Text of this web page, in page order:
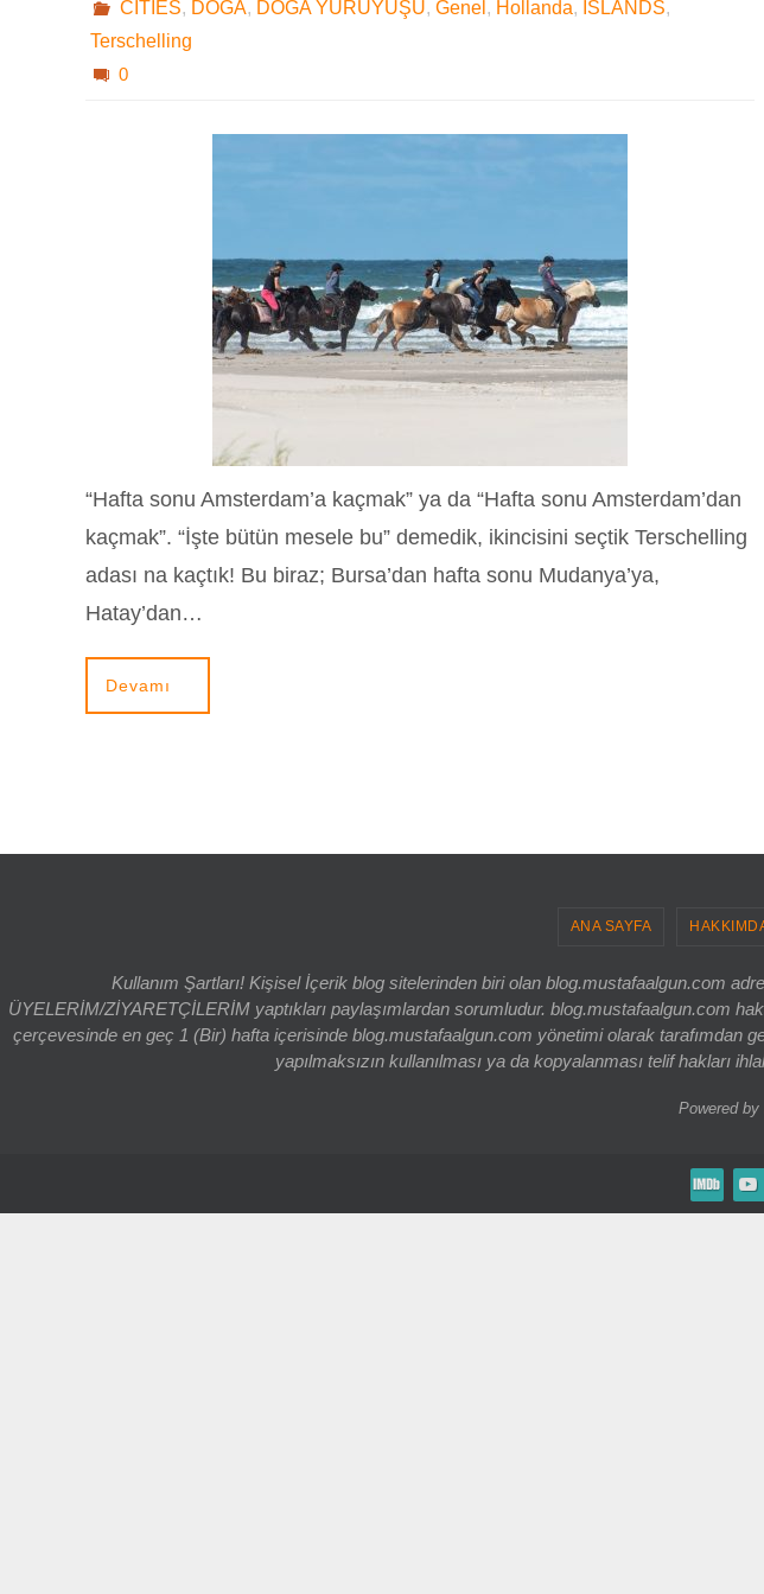
CITIES, DOĞA, DOĞA YÜRÜYÜŞÜ, Genel , Hollanda, ISLANDS,
Terschelling
0
“Hafta sonu Amsterdam’a kaçmak” ya da “Hafta sonu Amsterdam’dan
kaçmak”. “İşte bütün mesele bu” demedik, ikincisini seçtik Terschelling
adası na kaçtık! Bu biraz; Bursa’dan hafta sonu Mudanya’ya,
Hatay’dan…
Devamı
ANA SAYFA
Kullanım Şartları! Kişisel İçerik blog sitelerinden biri olan blog.mustafaalgun.com
ÜYELERİM/ZİYARETÇİLERİM yaptıkları paylaşımlardan sorumludur. blog.mustafaalgun.com
çerçevesinde en geç 1 (Bir) hafta içerisinde blog.mustafaalgun.com yönetimi olarak tarafımdan
yapılmaksızın kullanılması ya da kopyalanması telif hakları
Powered by